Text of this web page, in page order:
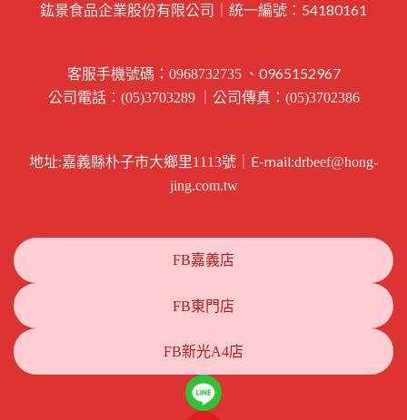
鈜景食品企業股份有限公司｜統一編號：54180161
客服手機號碼： 0968732735、0965152967
公司電話： (05)3703289｜公司傳真： (05)3702386
地址:嘉義縣朴子市大鄉里1113號 ｜E-mail:drbeef@hong-
jing.com.tw
FB嘉義店
FB東門店
FB新光A4店